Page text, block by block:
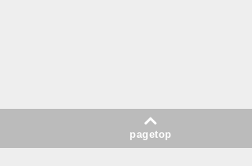
pagetop